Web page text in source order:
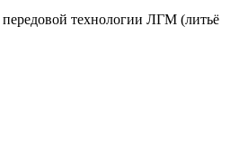
технологии ЛГМ (литьё